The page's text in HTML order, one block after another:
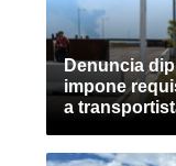
Denuncia
impone
a